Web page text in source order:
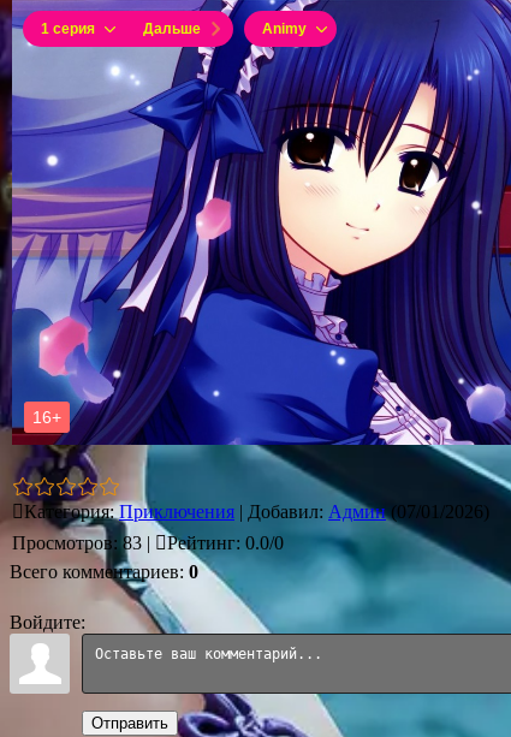
Категория: Приключения | Добавил: Админ(07/01/2026)
Просмотров: 83 | Рейтинг: 0.0/0
Всего комментариев: 0
Войдите:
Отправить